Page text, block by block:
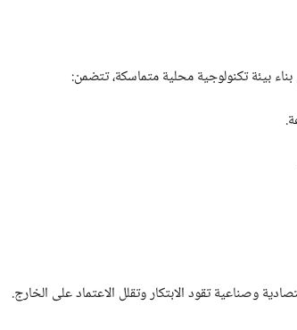
وصناعية تقود الابتكار وتقلل الاعتماد على الخارج.